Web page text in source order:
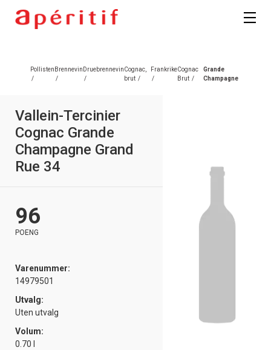
Pollisten
/
Brennevin
/
Druebrennevin
/
Cognac,
brut /
Frankrike
/
Cognac
Brut /
Grande
Champagne
Vallein-Tercinier
Cognac Grande
Champagne Grand
Rue 34
96
POENG
Varenummer:
14979501
Utvalg:
Uten utvalg
Volum:
0.70 l